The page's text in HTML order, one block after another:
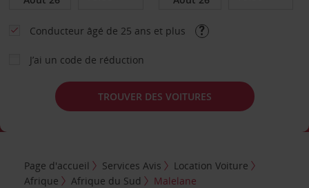
Conducteur âgé de 25 ans et plus
J’ai un code de réduction
TROUVER DES VOITURES
Page d'accueil Services Avis
Location Voiture
Afrique
Afrique du Sud Malelane